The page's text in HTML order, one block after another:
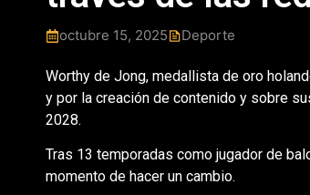
octubre 15, 2025 Deporte
Worthy de Jong, medallista de oro
y por la creación de contenido y sobre
2028.
Tras 13 temporadas como jugador de
momento de hacer un cambio.